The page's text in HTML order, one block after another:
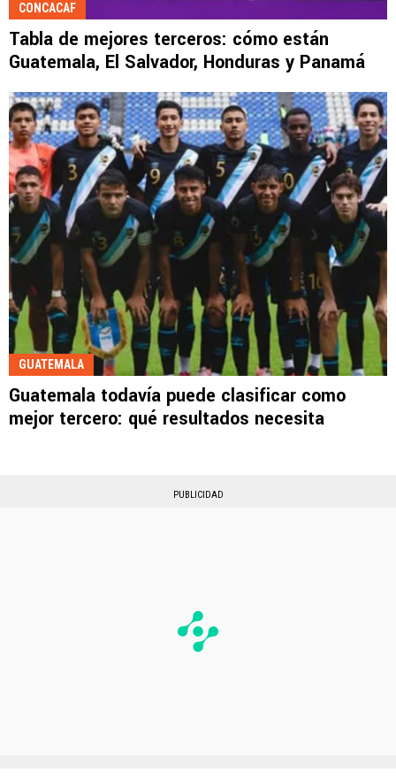
CONCACAF
Tabla de mejores terceros: cómo están
Guatemala, El Salvador, Honduras y Panamá
GUATEMALA
Guatemala todavía puede clasificar como
mejor tercero: qué resultados necesita
PUBLICIDAD